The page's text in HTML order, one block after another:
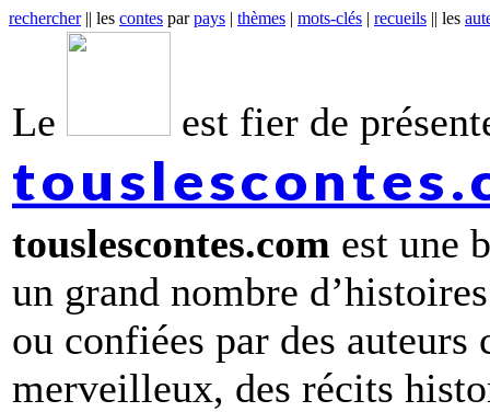
rechercher|| les contes parpays | thèmes | mots-clés | recueils || les
Le est fier de
touslescontes.com est une
un grand nombre
ou confiées par des
merveilleux, des récits